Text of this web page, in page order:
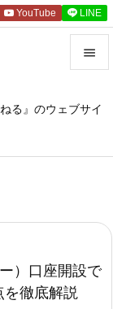
る』のウェブサイ

メニュ
検索
YouTube LINE
）口座開設で
徹底解説